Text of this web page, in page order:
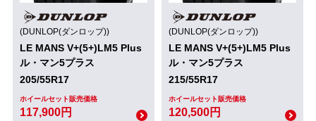
(DUNLOP(ダンロップ))
LE MANS V+(5+)LM5 Plus
ル・マン5プラス
205/55R17
ホイールセット販売価格
117,900円
(DUNLOP(ダンロップ))
LE MANS V+(5+)LM5 Plus
ル・マン5プラス
215/55R17
ホイールセット販売価格
120,500円